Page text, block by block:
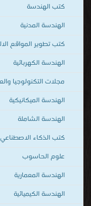
كتب الهندسة
الهندسة المدنية
كتب تطوير المواقع
الهندسة الكهربائية
مجلات التكنولوجيا
الهندسة الميكانيكية
الهندسة الشاملة
كتب الذكاء الاصطناعي
علوم الحاسوب
الهندسة المعمارية
الهندسة الكيميائية